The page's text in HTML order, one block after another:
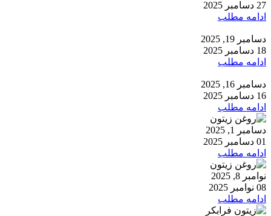
27 دسامبر 2025
ادامه مطلب
دسامبر 19, 2025
18 دسامبر 2025
ادامه مطلب
دسامبر 16, 2025
16 دسامبر 2025
ادامه مطلب
دسامبر 1, 2025
01 دسامبر 2025
ادامه مطلب
نوامبر 8, 2025
08 نوامبر 2025
ادامه مطلب